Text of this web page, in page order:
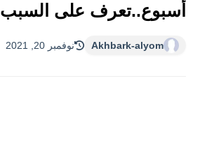
أسبوع..تعرف على السبب
Akhbark-alyom نوفمبر 20, 2021